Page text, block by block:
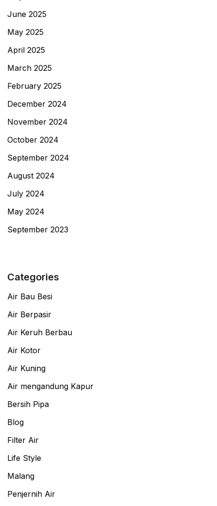
June 2025
May 2025
April 2025
March 2025
February 2025
December 2024
November 2024
October 2024
September 2024
August 2024
July 2024
May 2024
September 2023
Categories
Air Bau Besi
Air Berpasir
Air Keruh Berbau
Air Kotor
Air Kuning
Air mengandung Kapur
Bersih Pipa
Blog
Filter Air
Life Style
Malang
Penjernih Air